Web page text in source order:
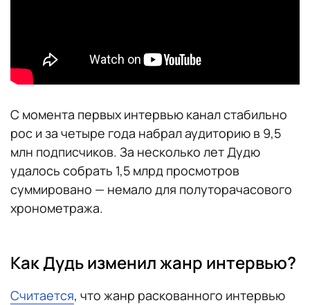
С момента первых интервью канал стабильно
рос и за четыре года набрал аудиторию в 9,5
млн подписчиков. За несколько лет Дудю
удалось собрать 1,5 млрд просмотров
суммировано — немало для полуторачасового
хронометража.
Как Дудь изменил жанр интервью?
Считается, что жанр раскованного интервью